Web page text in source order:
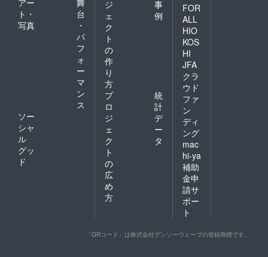
ト・
写真
台
・
パ
フ
ォ
ー
マ
ン
ス
ソー
シャ
ル
グッ
ド
ジ
ェ
ク
ト
の
作
り
方
事
例
プ
ロ
ジ
ェ
ク
ト
の
広
め
方
統
計
デ
ー
タ
FOR
ALL
HIO
KOS
HI
JFA
クラ
ウド
ファ
ン
ディ
ング
mac
hi-ya
補助
金申
請サ
ポー
ト
「QRコード」は株式会社デンソーウェーブの登録商標です。